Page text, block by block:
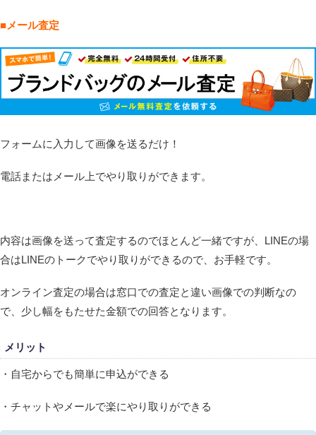
■メール査定
フォームに入力して画像を送るだけ！
電話またはメール上でやり取りができます。
内容は画像を送って査定するのでほとんど一緒ですが、LINEの場
合はLINEのトークでやり取りができるので、お手軽です。
オンライン査定の場合は窓口での査定と違い画像での判断なの
で、少し幅をもたせた金額での回答となります。
メリット
・自宅からでも簡単に申込ができる
・チャットやメールで楽にやり取りができる